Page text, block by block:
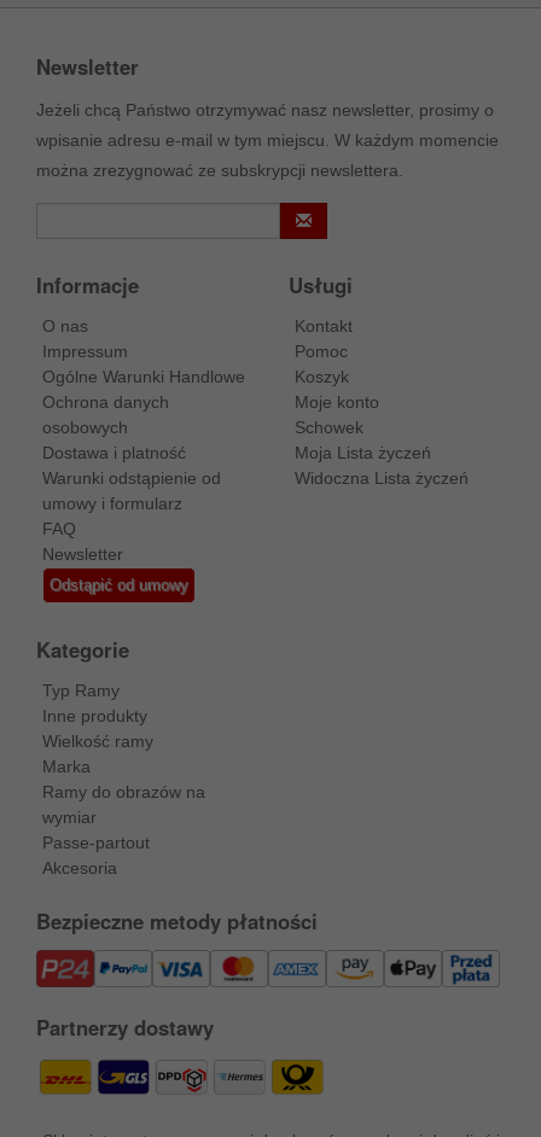
Newsletter
Jeżeli chcą Państwo otrzymywać nasz newsletter, prosimy o
wpisanie adresu e-mail w tym miejscu. W każdym momencie
można zrezygnować ze subskrypcji newslettera.
Informacje
O nas
Impressum
Ogólne Warunki Handlowe
Ochrona danych
osobowych
Dostawa i platność
Warunki odstąpienie od
umowy i formularz
FAQ
Newsletter
Odstąpić od umowy
Usługi
Kontakt
Pomoc
Koszyk
Moje konto
Schowek
Moja Lista życzeń
Widoczna Lista życzeń
Kategorie
Typ Ramy
Inne produkty
Wielkość ramy
Marka
Ramy do obrazów na
wymiar
Passe-partout
Akcesoria
Bezpieczne metody płatności
Partnerzy dostawy